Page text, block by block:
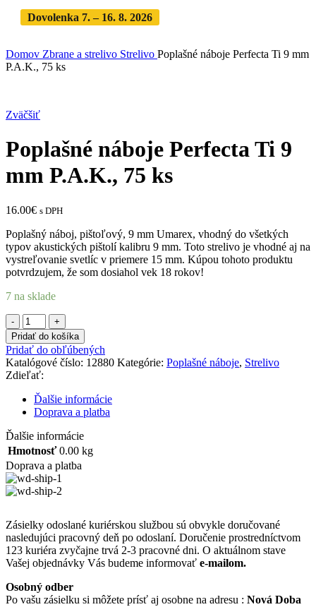
Dovolenka 7. – 16. 8. 2026
Domov Zbrane a strelivo Strelivo Poplašné náboje Perfecta Ti 9 mm
P.A.K., 75 ks
Zväčšiť
Poplašné náboje Perfecta Ti 9
mm P.A.K., 75 ks
16.00€ s DPH
Poplašný náboj, pištoľový, 9 mm Umarex, vhodný do všetkých
typov akustických pištolí kalibru 9 mm. Toto strelivo je vhodné aj na
vystreľovanie svetlíc v priemere 15 mm. Kúpou tohoto produktu
potvrdzujem, že som dosiahol vek 18 rokov!
7 na sklade
množstvo
Poplašné
náboje
Perfecta
Ti
9
mm
P.A.K.,
ks
Pridať do košíka
Pridať do obľúbených
Katalógové číslo: 12880 Kategórie: Poplašné náboje, Strelivo
Zdieľať:
Ďalšie informácie
Doprava a platba
Ďalšie informácie
Hmotnosť 0.00 kg
Doprava a platba
Zásielky odoslané kuriérskou službou sú obvykle doručované
nasledujúci pracovný deň po odoslaní. Doručenie prostredníctvom
123 kuriéra zvyčajne trvá 2-3 pracovné dni. O aktuálnom stave
Vašej objednávky Vás budeme informovať e-mailom.
Osobný odber
Po vašu zásielku si môžete prísť aj osobne na adresu : Nová Doba